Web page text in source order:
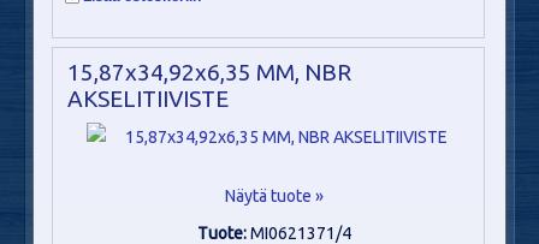
15,87x34,92x6,35 MM, NBR
AKSELITIIVISTE
Näytä tuote »
Tuote:MI0621371/4